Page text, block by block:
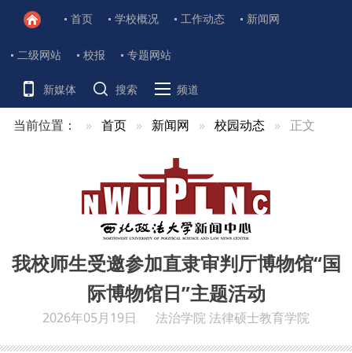
首页 学校概况 工作动态 新闻网
二级网站 校报 专题网站
新媒体 搜索 频道
当前位置： 首页 新闻网 校园动态 正文
我校师生受邀参加直隶审判厅博物馆“国
际博物馆日”主题活动
2026年05月19日 法治学院 法律硕士教育学院